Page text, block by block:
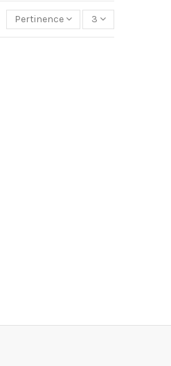
Pertinence 3